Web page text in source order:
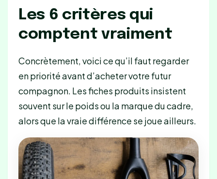
Les 6 critères qui
comptent vraiment
Concrètement, voici ce qu’il faut regarder
en priorité avant d’acheter votre futur
compagnon. Les fiches produits insistent
souvent sur le poids ou la marque du cadre,
alors que la vraie différence se joue ailleurs.